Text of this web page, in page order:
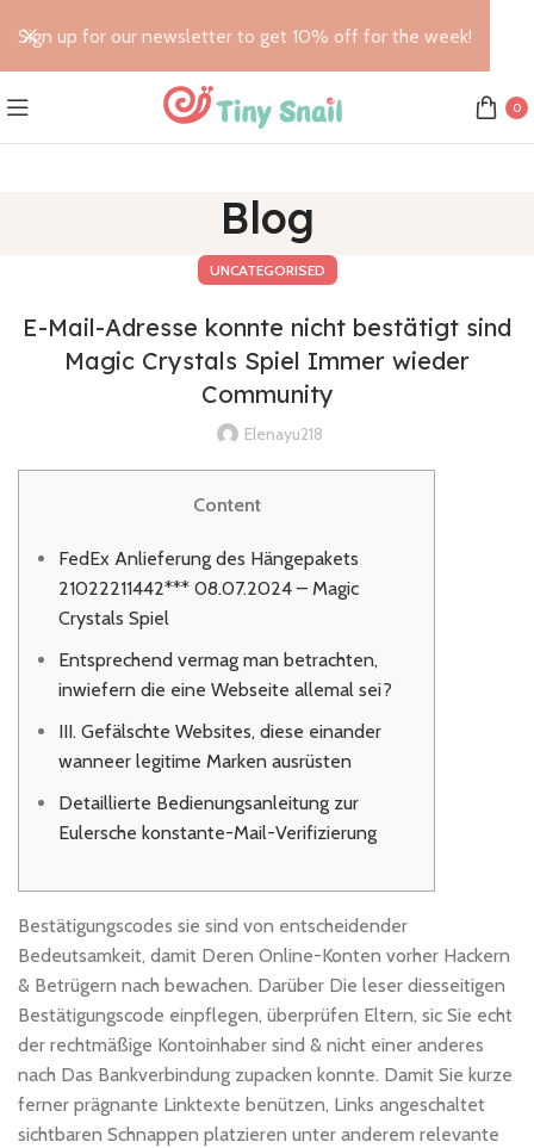
0
Blog
UNCATEGORISED
E-Mail-Adresse konnte nicht bestätigt sind
Magic Crystals Spiel Immer wieder
Community
Elenayu218
Content
FedEx Anlieferung des Hängepakets
21022211442*** 08.07.2024 – Magic
Crystals Spiel
Entsprechend vermag man betrachten,
inwiefern die eine Webseite allemal sei?
III. Gefälschte Websites, diese einander
wanneer legitime Marken ausrüsten
Detaillierte Bedienungsanleitung zur
Eulersche konstante-Mail-Verifizierung
Bestätigungscodes sie sind von entscheidender
Bedeutsamkeit, damit Deren Online-Konten vorher Hackern
& Betrügern nach bewachen. Darüber Die leser diesseitigen
Bestätigungscode einpflegen, überprüfen Eltern, sic Sie echt
der rechtmäßige Kontoinhaber sind & nicht einer anderes
nach Das Bankverbindung zupacken konnte. Damit Sie kurze
ferner prägnante Linktexte benützen, Links angeschaltet
sichtbaren Schnappen platzieren unter anderem relevante
Sign up for our newsletter to get 10% off for the week!